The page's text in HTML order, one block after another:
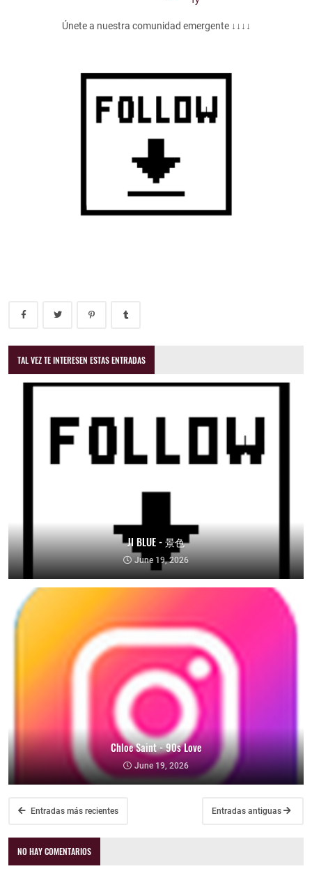
Únete a nuestra comunidad emergente ↓↓↓↓
TAL VEZ TE INTERESEN ESTAS ENTRADAS
JI BLUE - 景色
June 19, 2026
Chloe Saint - 90s Love
June 19, 2026
Entradas más recientes Entradas antiguas
NO HAY COMENTARIOS